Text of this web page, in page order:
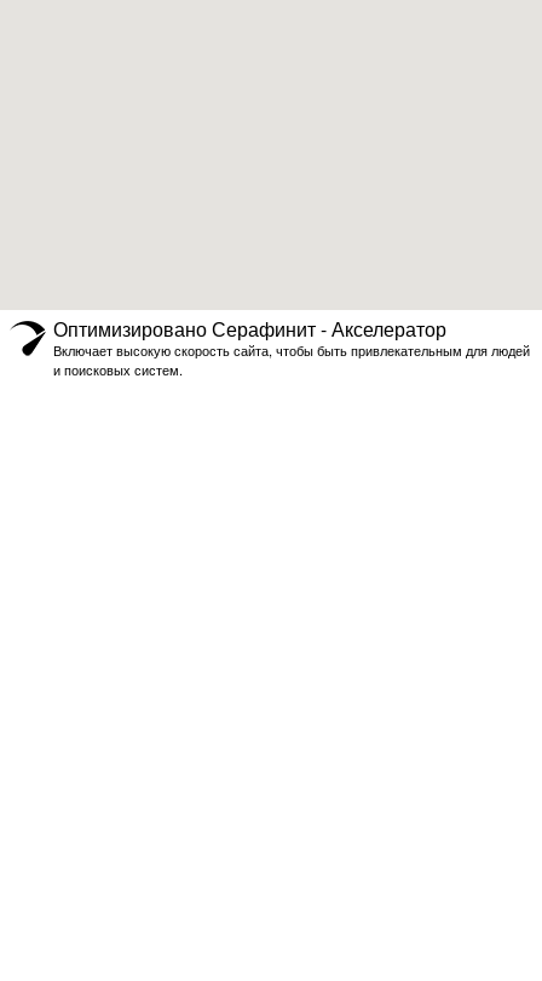
Оптимизировано Серафинит - Акселератор
Включает высокую скорость сайта, чтобы быть привлекательным для людей
и поисковых систем.